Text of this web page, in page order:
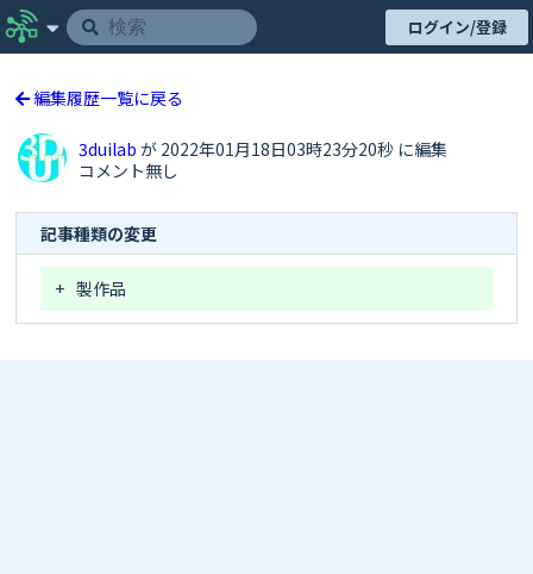
ログイン/登録
編集履歴一覧に戻る
3duilabが 2022年01月18日03時23分20秒 に編集
コメント無し
記事種類の変更
+ 製作品